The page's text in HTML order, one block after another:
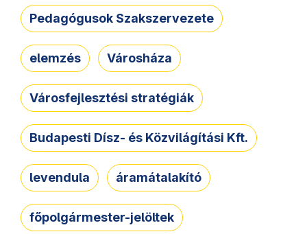
Pedagógusok Szakszervezete
elemzés Városháza
Városfejlesztési stratégiák
Budapesti Dísz- és Közvilágítási Kft.
levendula áramátalakító
főpolgármester-jelöltek